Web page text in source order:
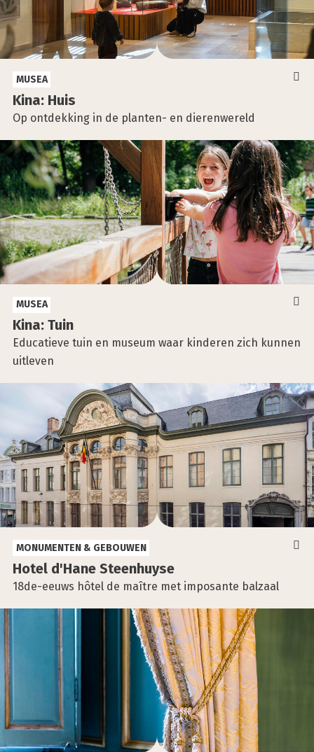
Kina: Huis
Op ontdekking in de planten- en dierenwereld
MUSEA
Kina: Tuin
Educatieve tuin en museum waar kinderen zich kunnen
uitleven
MUSEA
Hotel d'Hane Steen­huy­se
18de-eeuws hôtel de maître met imposante balzaal
MONUMENTEN & GEBOUWEN